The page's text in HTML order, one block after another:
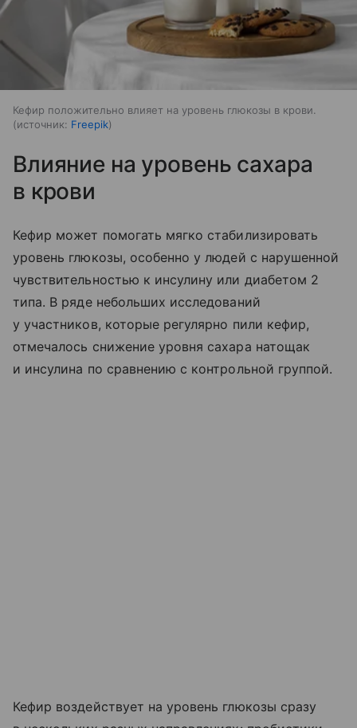
Кефир положительно влияет на уровень глюкозы в крови.
источник: Freepik
Влияние на уровень сахара
в крови
Кефир может помогать мягко стабилизировать
уровень глюкозы, особенно у людей с нарушенной
чувствительностью к инсулину или диабетом 2
типа. В ряде небольших исследований
у участников, которые регулярно пили кефир,
отмечалось снижение уровня сахара натощак
и инсулина по сравнению с контрольной группой.
Кефир воздействует на уровень глюкозы сразу